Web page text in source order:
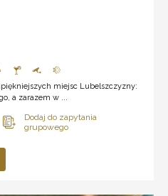
miejsc Lubelszczyzny:
a zarazem w ...